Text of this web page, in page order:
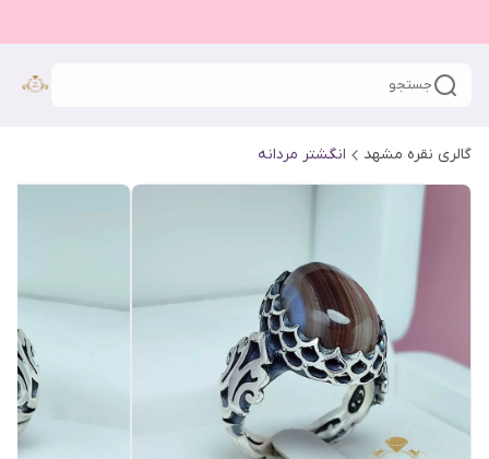
جستجو
گالری نقره مشهد انگشتر مردانه